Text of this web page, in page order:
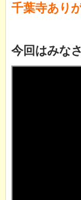
千葉寺あり
今回はみな